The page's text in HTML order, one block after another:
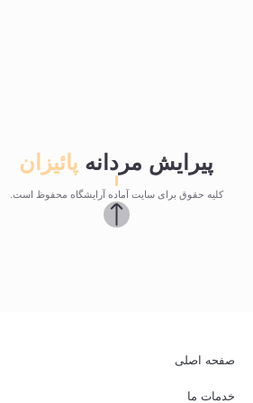
پیرایش مردانه پائیزان
کلیه حقوق برای سایت آماده آرایشگاه محفوظ است.
صفحه اصلی
خدمات ما